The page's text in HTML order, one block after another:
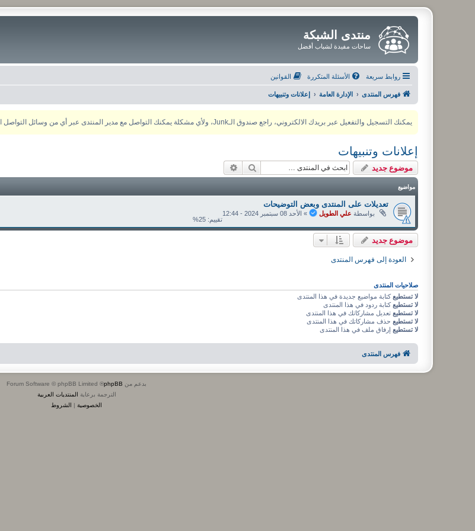
منتدى الشبكة
ساحات مفيدة لشباب أفضل
روابط سريعة الأسئلة المتكررة القوانين
فهرس المنتدى الإدارة العامة إعلانات وتنبيهات
يمكنك التسجيل والتفعيل عبر بريدك الالكتروني، راجع صندوق الـJunk، ولأي مشكلة يمكنك التواصل مع مدير المنتدى عبر أي من وسائل التواصل الاجتماعي
إعلانات وتنبيهات
موضوع جديد بحث
مواضيع
تعديلات على المنتدى وبعض التوضيحات
بواسطة علي الطويل » الأحد 08 سبتمبر 2024 - 12:44
تقييم: 25%
موضوع جديد
العودة إلى فهرس المنتدى
صلاحيات المنتدى
لا تستطيع كتابة مواضيع جديدة في هذا المنتدى
لا تستطيع كتابة ردود في هذا المنتدى
لا تستطيع تعديل مشاركاتك في هذا المنتدى
لا تستطيع حذف مشاركاتك في هذا المنتدى
لا تستطيع إرفاق ملف في هذا المنتدى
فهرس المنتدى
بدعم من phpBB
® Forum Software © phpBB Limited
الترجمة برعاية المنتديات العربية
الخصوصية | الشروط